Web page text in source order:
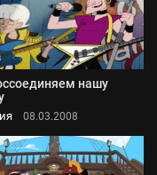
нашу
08.03.2008